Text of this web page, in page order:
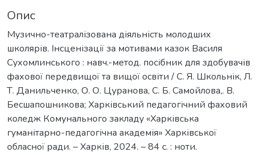
Опис
Музично-театралізована діяльність молодших
школярів. Інсценізації за мотивами казок Василя
Сухомлинського : навч.-метод. посібник для здобувачів
фахової передвищої та вищої освіти / С. Я. Школьнік, Л.
Т. Данильченко, О. О. Цуранова, С. Б. Самойлова,. В.
Бесшапошникова; Харківський педагогічний фаховий
коледж Комунального закладу «Харківська
гуманітарно-педагогічна академія» Харківської
обласної ради. – Харків, 2024. – 84 с. : ноти.